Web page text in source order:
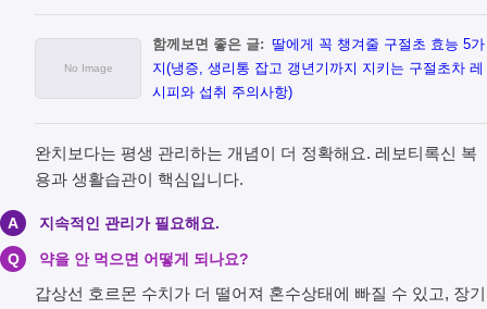
함께보면 좋은 글: 딸에게 꼭 챙겨줄 구절초 효능 5가
지(냉증, 생리통 잡고 갱년기까지 지키는 구절초차 레
시피와 섭취 주의사항)
완치보다는 평생 관리하는 개념이 더 정확해요. 레보티록신 복
용과 생활습관이 핵심입니다.
A 지속적인 관리가 필요해요.
Q 약을 안 먹으면 어떻게 되나요?
갑상선 호르몬 수치가 더 떨어져 혼수상태에 빠질 수 있고, 장기